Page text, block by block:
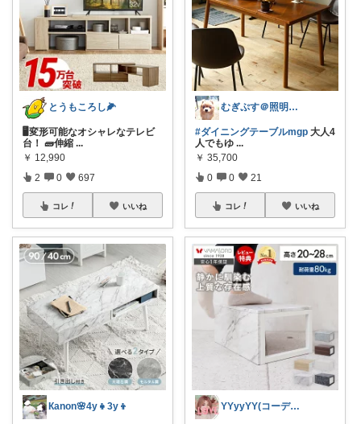
とうもころし🌽
🖥️変形可能なオシャレなテレビ
台！ 🧱伸縮 ...
￥ 12,990
2 0 697
コレ いいね
Кanon🌸4y👧3y👦
むぎぷす＠照明とインテリアと北欧食器
#ダイニングテーブルmgp 大人4
人でもゆ ...
￥ 35,700
0 0 21
コレ いいね
YYyyYY(コーデやってます🐢🐾)